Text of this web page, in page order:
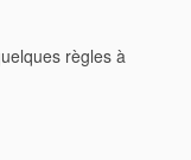
règles à